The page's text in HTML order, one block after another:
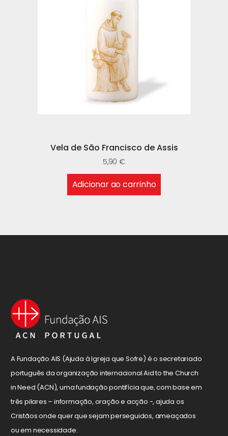
Vela de São Francisco de Assis
5,90€
Adicionar ao carrinho
A Fundação AIS (Ajuda à Igreja que Sofre) é o secretariado
português da organização internacional Aid to the Church
in Need (ACN), uma fundação pontifícia que, com base em
três pilares – informação, oração e acção -, ajuda os
Cristãos onde quer que sejam perseguidos, ameaçados
ou em necessidade.